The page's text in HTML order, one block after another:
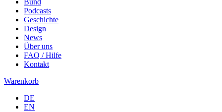
Bund
Podcasts
Geschichte
Design
News
Über uns
FAQ / Hilfe
Kontakt
Warenkorb
DE
EN